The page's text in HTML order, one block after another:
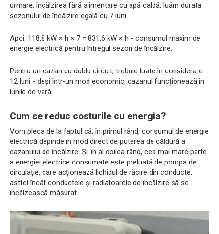
urmare, încălzirea fără alimentare cu apă caldă, luăm durata
sezonului de încălzire egală cu 7 luni.
Apoi: 118,8 kW × h × 7 = 831,6 kW × h - consumul maxim de
energie electrică pentru întregul sezon de încălzire.
Pentru un cazan cu dublu circuit, trebuie luate în considerare
12 luni - deși într-un mod economic, cazanul funcționează în
lunile de vară.
Cum se reduc costurile cu energia?
Vom pleca de la faptul că, în primul rând, consumul de energie
electrică depinde în mod direct de puterea de căldură a
cazanului de încălzire. Și, în al doilea rând, cea mai mare parte
a energiei electrice consumate este preluată de pompa de
circulație, care acționează lichidul de răcire din conducte,
astfel încât conductele și radiatoarele de încălzire să se
încălzească măsurat.